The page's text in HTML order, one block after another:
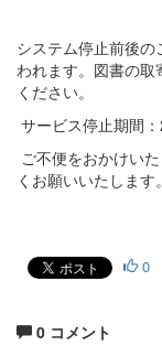
システム停止前後
われます。図書の
ください。
サービス停止期間
ご不便をおかけい
くお願いいたします。
0
0 コメント